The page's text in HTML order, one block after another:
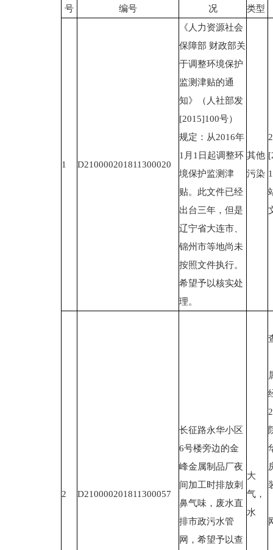
号
编号
况
类型
1 D210000201811300020
《人力资源社会
保障部 财政部关
于调整环境保护
监测津贴的通
知》（人社部发
[2015]100号）
规定：从2016年
1月1日起调整环
境保护监测津
贴。此文件已经
出台三年，但是
辽宁省大连市、
锦州市等地尚未
按照文件执行。
希望予以核实处
理。
其他
污染
2 D210000201811300057
长征路永华小区
6号楼旁边的金
峰金属制品厂夜
间加工时排放刺
鼻气味，废水直
排市政污水管
网，希望予以查
大
气，
水